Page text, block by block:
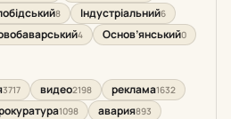
8 Індустріальний6
4 Основ’янський0
3717 видео2198 реклама1632
1098 авария893